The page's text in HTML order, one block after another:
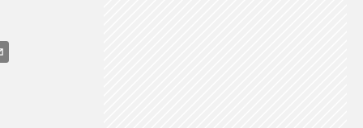
INTENSA